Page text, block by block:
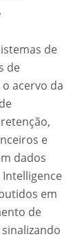
de
de
acervo da
e
dados
em
de